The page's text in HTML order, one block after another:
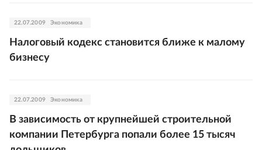
22.07.2009 Экономика
Налоговый кодекс становится ближе к малому
бизнесу
22.07.2009 Экономика
В зависимость от крупнейшей строительной
компании Петербурга попали более 15 тысяч